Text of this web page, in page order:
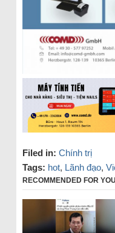
Filed in: Chính trị
Tags: hot, Lãnh đạo,
RECOMMENDED FOR YOU